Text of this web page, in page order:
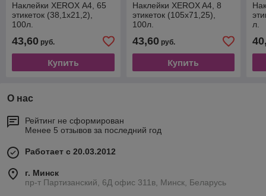
Наклейки XEROX А4, 65
этикеток (38,1х21,2),
100л.
43,60 руб.
Купить
Наклейки XEROX A4, 8
этикеток (105х71,25),
100л.
43,60руб.
Купить
л.
О нас
Рейтинг не сформирован
Менее 5 отзывов за последний год
Работает с 20.03.2012
г. Минск
пр-т Партизанский, 6Д офис 311в, Минск, Беларусь